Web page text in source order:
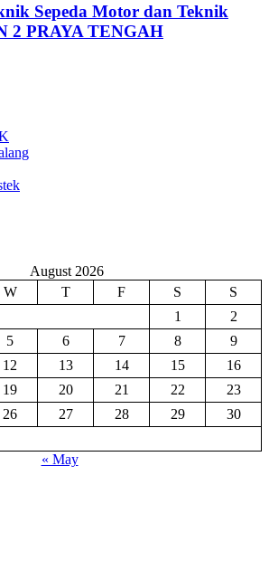
Sepeda Motor dan Teknik
2 PRAYA TENGAH
August 2026
W T F S
S
1
2
5 6 7 8
9
12 13 14 15
16
19 20 21 22
23
26 27 28 29
30
« May